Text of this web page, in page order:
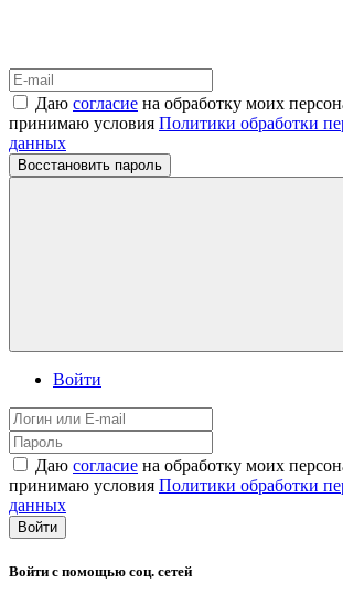
Даю согласие на обработку моих
принимаю условия Политики обработки
данных
Восстановить пароль
Войти
Даю согласие на обработку моих
принимаю условия Политики обработки
данных
Войти
Войти с помощью соц. сетей